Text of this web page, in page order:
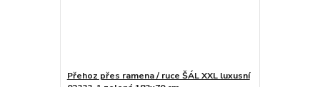
Přehoz přes ramena / ruce ŠÁL XXL luxusní